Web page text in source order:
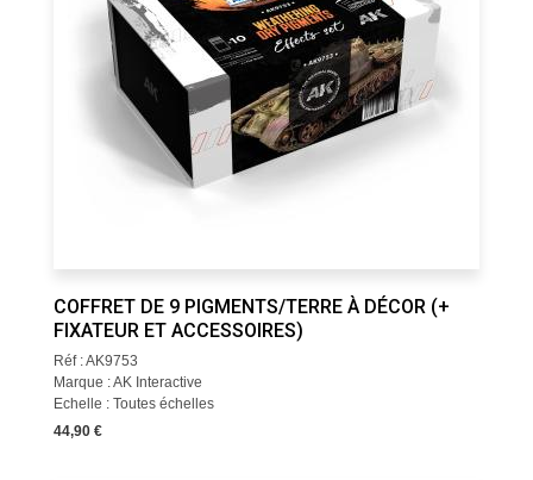
COFFRET DE 9 PIGMENTS/TERRE À DÉCOR (+
FIXATEUR ET ACCESSOIRES)
Réf : AK9753
Marque : AK Interactive
Echelle : Toutes échelles
44,90 €